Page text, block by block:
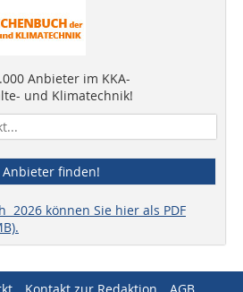
Anbieter im KKA-
und Klimatechnik!
Anbieter finden!
2026 können Sie hier als PDF